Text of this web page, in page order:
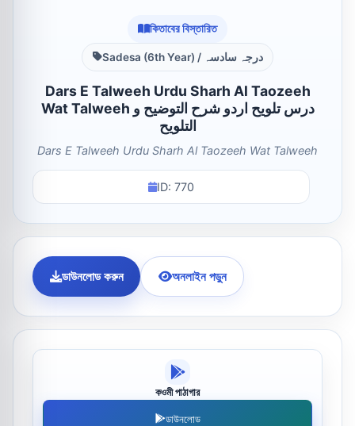
কিতাবের বিস্তারিত
Sadesa (6th Year) / درجہ سادسہ
Dars E Talweeh Urdu Sharh Al Taozeeh
Wat Talweeh درس تلویح اردو شرح التوضیح و
التلویح
Dars E Talweeh Urdu Sharh Al Taozeeh Wat Talweeh
ID: 770
ডাউনলোড করুন অনলাইন পড়ুন
কওমী পাঠাগার
ডাউনলোড